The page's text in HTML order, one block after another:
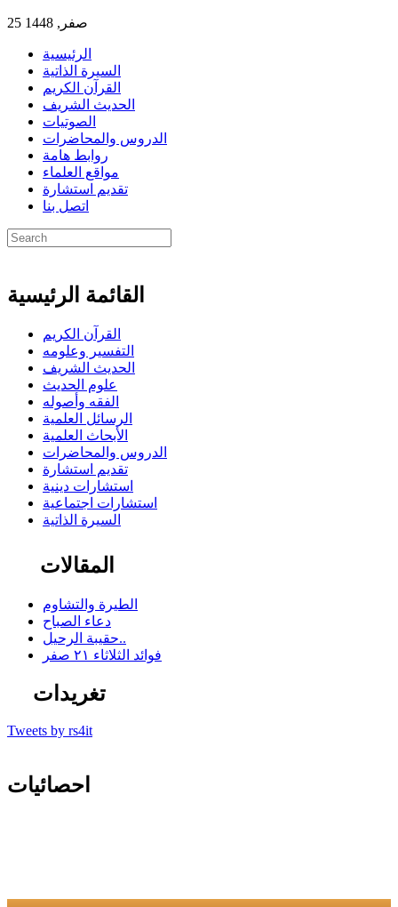
25 صفر, 1448
الرئيسية
السيرة الذاتية
القرآن الكريم
الحديث الشريف
الصوتيات
الدروس والمحاضرات
روابط هامة
مواقع العلماء
تقديم استشارة
اتصل بنا
القائمة الرئيسية
القرآن الكريم
التفسير وعلومه
الحديث الشريف
علوم الحديث
الفقه وأصوله
الرسائل العلمية
الأبحاث العلمية
الدروس والمحاضرات
تقديم استشارة
استشارات دينية
استشارات اجتماعية
السيرة الذاتية
المقالات
الطيرة والتشاوم
دعاء الصباح
حقيبة الرحيل..
فوائد الثلاثاء ٢١ صفر
تغريدات
Tweets by rs4it
احصائيات